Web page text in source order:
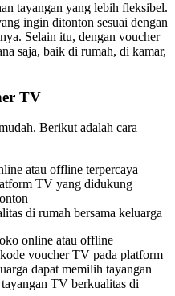
tayangan yang lebih fleksibel.
ingin ditonton sesuai dengan
Selain itu, dengan voucher
saja, baik di rumah, di kamar,
TV
Berikut adalah cara
atau offline terpercaya
TV yang didukung
di rumah bersama keluarga
online atau offline
voucher TV pada platform
dapat memilih tayangan
TV berkualitas di